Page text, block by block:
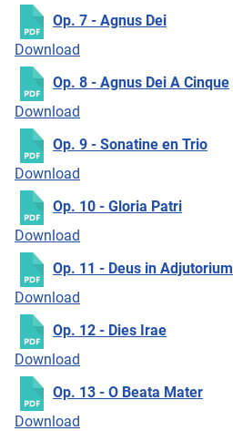
Op. 7 - Agnus Dei
Download
Op. 8 - Agnus Dei A Cinque
Download
Op. 9 - Sonatine en Trio
Download
Op. 10 - Gloria Patri
Download
Op. 11 - Deus in Adjutorium
Download
Op. 12 - Dies Irae
Download
Op. 13 - O Beata Mater
Download